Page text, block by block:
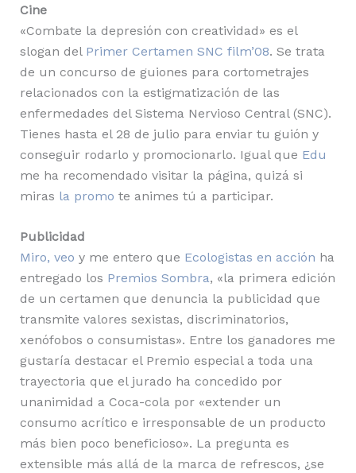
Cine
«Combate la depresión con creatividad» es el
slogan del Primer Certamen SNC film’08. Se trata
de un concurso de guiones para cortometrajes
relacionados con la estigmatización de las
enfermedades del Sistema Nervioso Central (SNC).
Tienes hasta el 28 de julio para enviar tu guión y
conseguir rodarlo y promocionarlo. Igual que Edu
me ha recomendado visitar la página, quizá si
miras la promo te animes tú a participar.
Publicidad
Miro, veo y me entero que Ecologistas en acción ha
entregado los Premios Sombra, «la primera edición
de un certamen que denuncia la publicidad que
transmite valores sexistas, discriminatorios,
xenófobos o consumistas». Entre los ganadores me
gustaría destacar el Premio especial a toda una
trayectoria que el jurado ha concedido por
unanimidad a Coca-cola por «extender un
consumo acrítico e irresponsable de un producto
más bien poco beneficioso». La pregunta es
extensible más allá de la marca de refrescos, ¿se